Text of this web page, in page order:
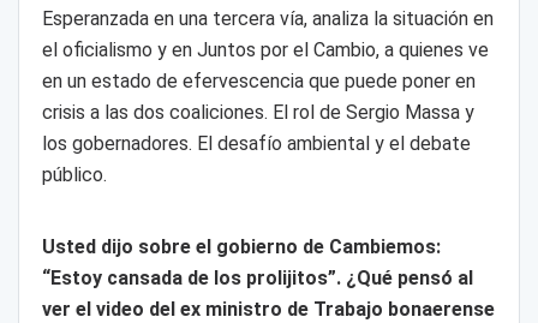
Esperanzada en una tercera vía, analiza la situación en
el oficialismo y en Juntos por el Cambio, a quienes ve
en un estado de efervescencia que puede poner en
crisis a las dos coaliciones. El rol de Sergio Massa y
los gobernadores. El desafío ambiental y el debate
público.
Usted dijo sobre el gobierno de Cambiemos:
“Estoy cansada de los prolijitos”. ¿Qué pensó al
ver el video del ex ministro de Trabajo bonaerense